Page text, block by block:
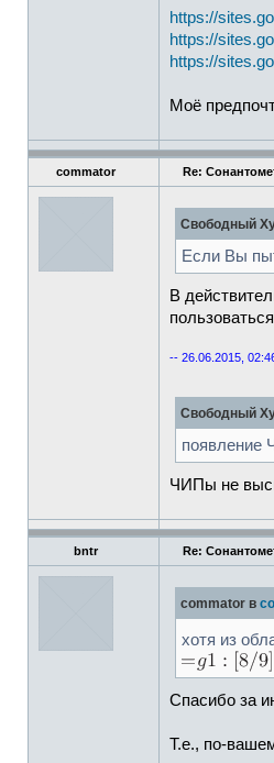
https://
https://
https://
Моё
commator Re:
Свободный
Если Вы
В
-- 26.06.2015,
Свободный
появление
ЧИПы не
bntr Re:
commator в
хотя из
Спасибо за
Т.е., по-